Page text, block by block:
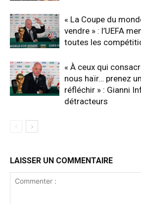
« La Coupe du
vendre » : l’UEFA
toutes les
« À ceux qui
nous haïr… prenez
réfléchir » : Gianni
détracteurs
LAISSER UN COMMENTAIRE